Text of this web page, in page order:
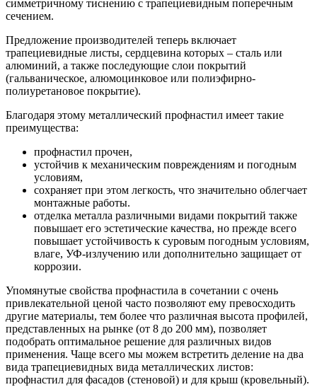
симметричному тиснению с трапециевидным поперечным
сечением.
Предложение производителей теперь включает
трапециевидные листы, сердцевина которых – сталь или
алюминий, а также последующие слои покрытий
(гальваническое, алюмоцинковое или полиэфирно-
полиуретановое покрытие).
Благодаря этому металлический профнастил имеет такие
преимущества:
профнастил прочен,
устойчив к механическим повреждениям и погодным
условиям,
сохраняет при этом легкость, что значительно облегчает
монтажные работы.
отделка металла различными видами покрытий также
повышает его эстетические качества, но прежде всего
повышает устойчивость к суровым погодным условиям,
влаге, УФ-излучению или дополнительно защищает от
коррозии.
Упомянутые свойства профнастила в сочетании с очень
привлекательной ценой часто позволяют ему превосходить
другие материалы, тем более что различная высота профилей,
представленных на рынке (от 8 до 200 мм), позволяет
подобрать оптимальное решение для различных видов
применения. Чаще всего мы можем встретить деление на два
вида трапециевидных вида металлических листов:
профнастил для фасадов (стеновой) и для крыш (кровельный).